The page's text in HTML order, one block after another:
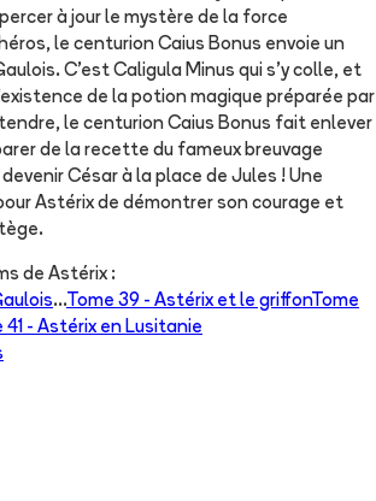
à jour le mystère de la force
le centurion Caius Bonus envoie un
C’est Caligula Minus qui s’y colle, et
de la potion magique préparée par
le centurion Caius Bonus fait enlever
de la recette du fameux breuvage
César à la place de Jules ! Une
Astérix de démontrer son courage et
de Astérix :
...Tome 39 - Astérix et le griffonTome
41 - Astérix en Lusitanie